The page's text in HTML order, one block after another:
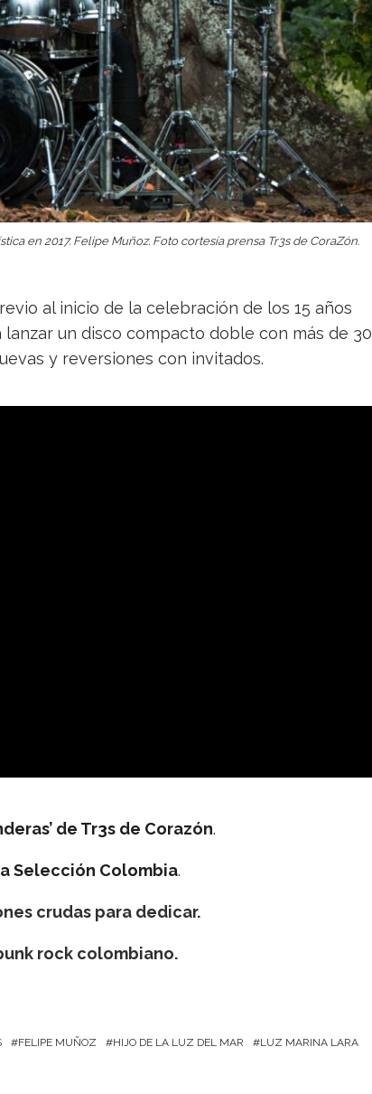
en 2017. Felipe Muñoz. Foto cortesía prensa Tr3s de CoraZón.
al inicio de la celebración de los 15 años
un disco compacto doble con más de 30
y reversiones con invitados.
de Tr3s de Corazón.
Selección Colombia.
crudas para dedicar.
rock colombiano.
FELIPE MUÑOZ HIJO DE LA LUZ DEL MAR
LUZ MARINA LARA